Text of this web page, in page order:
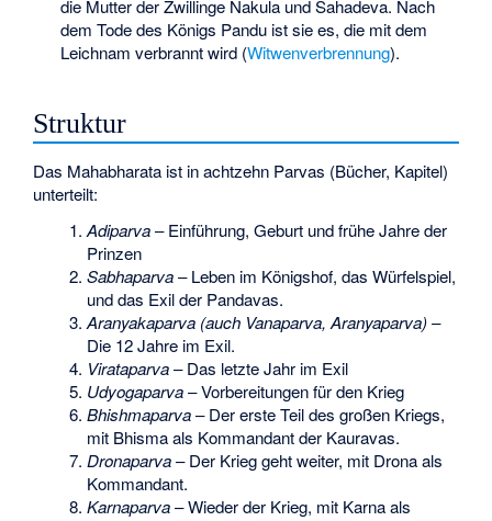
die Mutter der Zwillinge Nakula und Sahadeva. Nach
dem Tode des Königs Pandu ist sie es, die mit dem
Leichnam verbrannt wird (Witwenverbrennung).
Struktur
Das Mahabharata ist in achtzehn Parvas (Bücher, Kapitel)
unterteilt:
Adiparva– Einführung, Geburt und frühe Jahre der
Prinzen
Sabhaparva– Leben im Königshof, das Würfelspiel,
und das Exil der Pandavas.
Aranyakaparva (auch Vanaparva, Aranyaparva)–
Die 12 Jahre im Exil.
Virataparva– Das letzte Jahr im Exil
Udyogaparva– Vorbereitungen für den Krieg
Bhishmaparva– Der erste Teil des großen Kriegs,
mit Bhisma als Kommandant der Kauravas.
Dronaparva– Der Krieg geht weiter, mit Drona als
Kommandant.
Karnaparva– Wieder der Krieg, mit Karna als